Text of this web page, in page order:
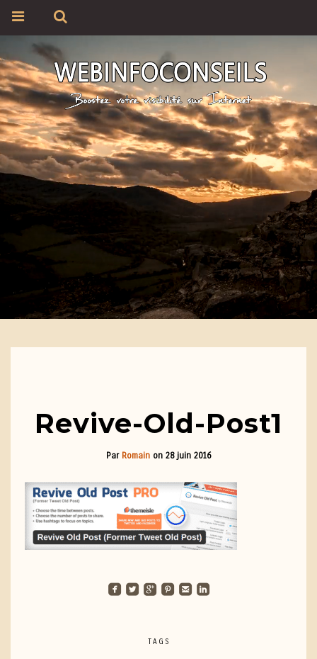
Revive-Old-Post1
Par Romain on 28 juin 2016
roundedfacebook roundedtwitterbird roundedgoogleplus roundedpinterest roundedemail roundedlinkedin
TAGS